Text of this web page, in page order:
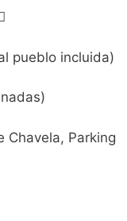
pueblo incluida)
Chavela, Parking